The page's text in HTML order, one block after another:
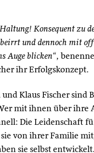
Konsequent zu
und dennoch mit
Auge blicken“,
ihr Erfolgskonzept.
Klaus Fischer sind
mit ihnen über ihre
Die Leidenschaft
von ihrer Familie
sie selbst